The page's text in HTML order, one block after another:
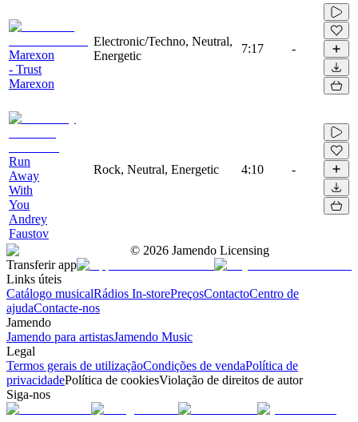
Marexon
- Trust
Marexon
Electronic/Techno, Neutral,
Energetic
7:17 -
Run
Away
With
You
Andrey
Faustov
Rock, Neutral, Energetic 4:10 -
© 2026 Jamendo Licensing
Transferir app
Links úteis
Catálogo musicalRádios In-storePreçosContactoCentro de
ajudaContacte-nos
Jamendo
Jamendo para artistasJamendo Music
Legal
Termos gerais de utilizaçãoCondições de vendaPolítica de
privacidadePolítica de cookiesViolação de direitos de autor
Siga-nos